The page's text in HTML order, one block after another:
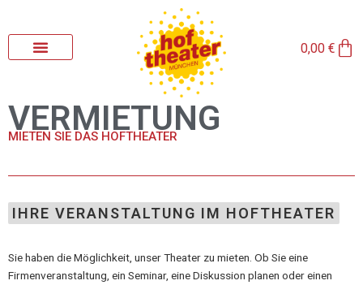
springen
0,00 €
VERMIETUNG
MIETEN SIE DAS HOFTHEATER
IHRE VERANSTALTUNG IM HOFTHEATER
Sie haben die Möglichkeit, unser Theater zu mieten. Ob Sie eine
Firmenveranstaltung, ein Seminar, eine Diskussion planen oder einen